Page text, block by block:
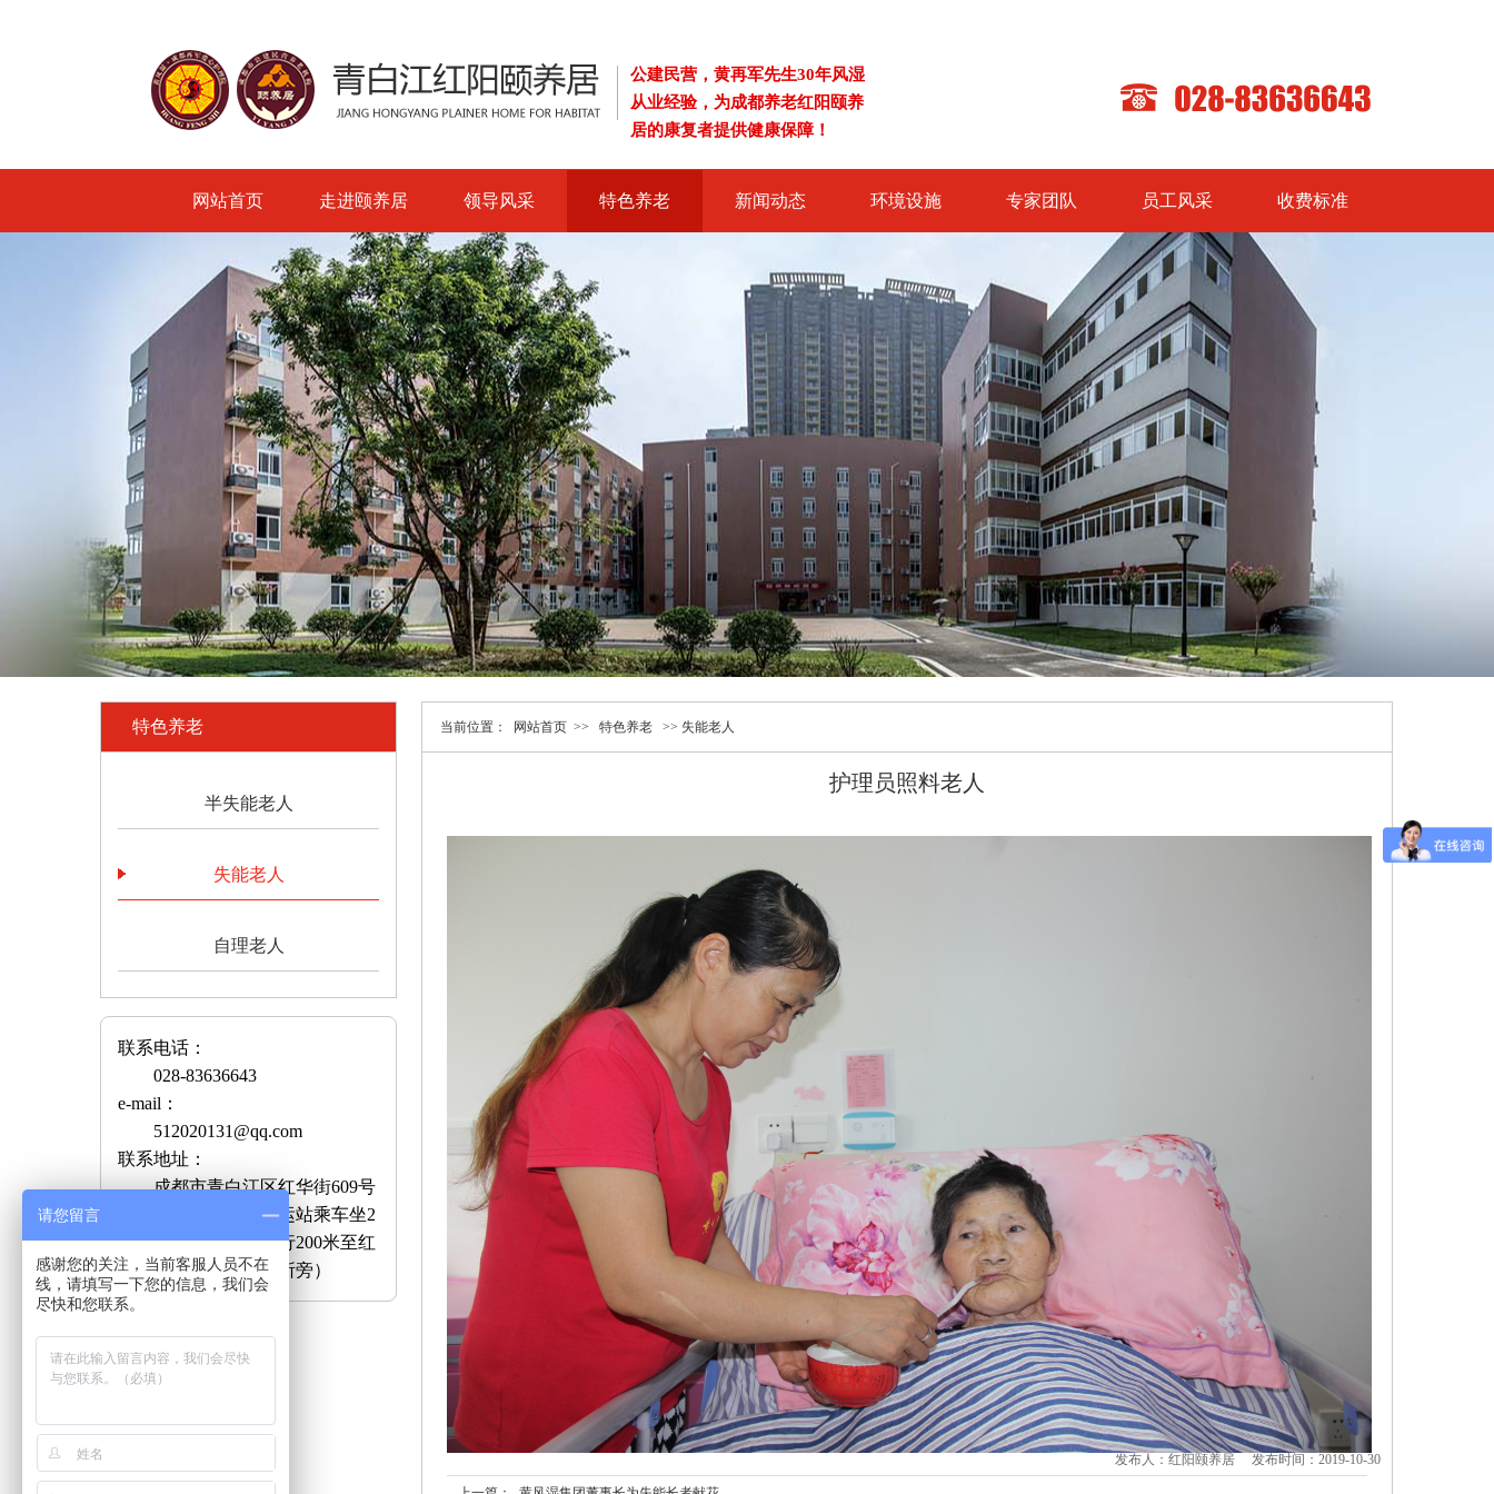
公建民营，黄再军先生30年风湿
从业经验，为成都养老红阳颐养
居的康复者提供健康保障！
网站首页 走进颐养居 领导风采 特色养老 新闻动态 环境设施 专家团队 员工风采 收费标准
特色养老
半失能老人
失能老人
自理老人
联系电话：
028-83636643
e-mail：
512020131@qq.com
联系地址：
成都市青白江区红华街609号
乘车路线：青白江客运站乘车坐2
路至华逸路口下车步行200米至红
阳颐养居（大弯工商所旁）
当前位置： 网站首页 >> 特色养老 >> 失能老人
护理员照料老人
发布人：红阳颐养居 发布时间：2019-10-30
请您留言
感谢您的关注，当前客服人员不在
线，请填写一下您的信息，我们会
尽快和您联系。